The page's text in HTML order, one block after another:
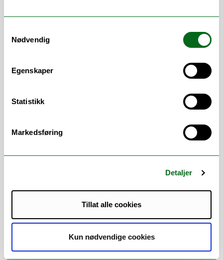
Nødvendig
Egenskaper
Statistikk
Markedsføring
Detaljer
Tillat alle cookies
Kun nødvendige cookies
Merete Saus
Professor i nordisk språkvitenskap
HILDE.SOLLID@UIT.NO +47 77 64 61 75
Anna-Maria Stenseth
Førsteamanuensis i pedagogikk
Enhet:Institutt for lærerutdanning og pedagogikk
ANNA-MARIA.H.STENSETH@UIT.NO +47 77 66 03 15